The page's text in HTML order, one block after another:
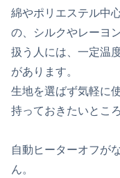
綿やポリエステル中
の、シルクやレーヨ
扱う人には、一定温
があります。
生地を選ばず気軽に
持っておきたいとこ
自動ヒーターオフが
ん。